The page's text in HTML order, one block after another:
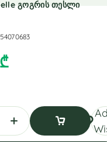
გოგრის თესლი
₾